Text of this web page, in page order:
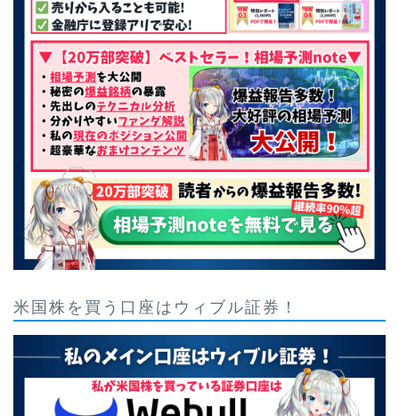
米国株を買う口座はウィブル証券！